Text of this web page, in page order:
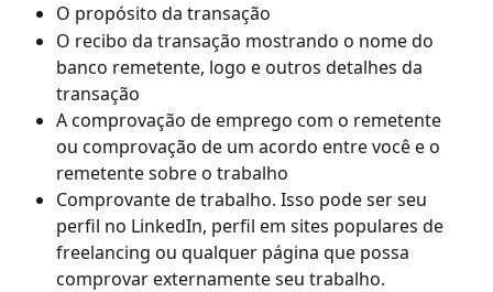
O propósito da transação
O recibo da transação mostrando o nome do
banco remetente, logo e outros detalhes da
transação
A comprovação de emprego com o remetente
ou comprovação de um acordo entre você e o
remetente sobre o trabalho
Comprovante de trabalho. Isso pode ser seu
perfil no LinkedIn, perfil em sites populares de
freelancing ou qualquer página que possa
comprovar externamente seu trabalho.